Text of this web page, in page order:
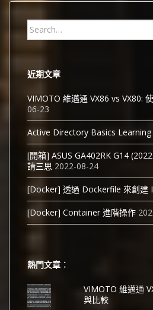
Search
for:
近期文章
VIMOTO 維邁通 VX86 vs VX80:
06-23
Active Directory Basics
[開箱] ASUS GA402RK G14
請三思 2022-08-24
[Docker] 透過 Dockerfile 來創建
[Docker] Container 進階操作
熱門文章︰
VIMOTO 維邁通
與比較